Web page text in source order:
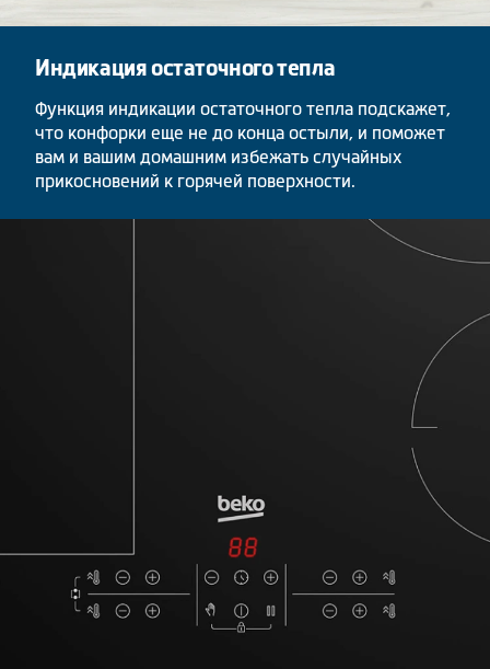
Индикация остаточного тепла
Функция индикации остаточного тепла подскажет,
что конфорки еще не до конца остыли, и поможет
вам и вашим домашним избежать случайных
прикосновений к горячей поверхности.